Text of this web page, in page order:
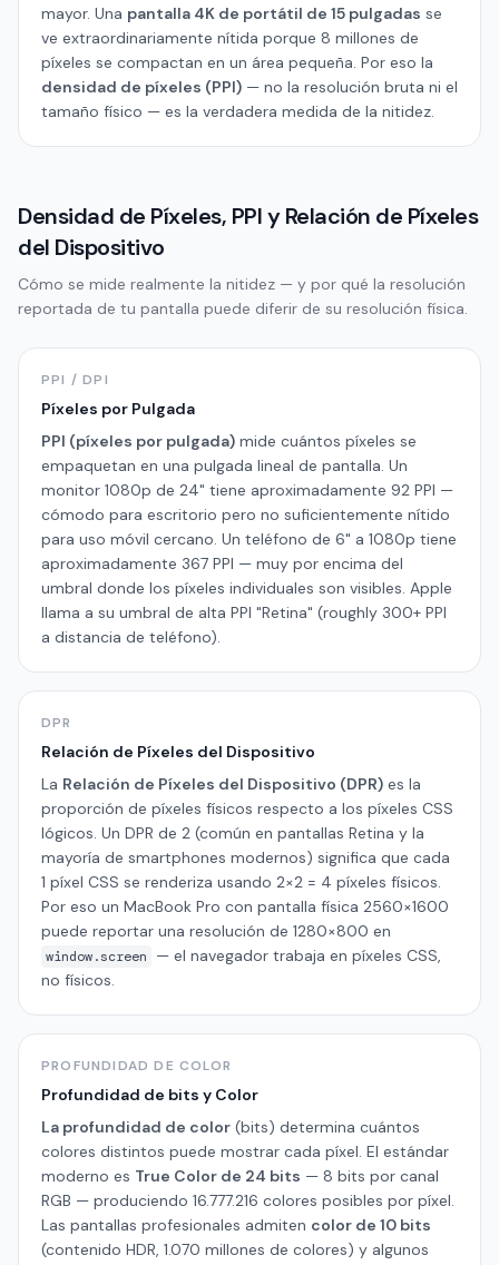
mayor. Una pantalla 4K de portátil de 15 pulgadas se
ve extraordinariamente nítida porque 8 millones de
píxeles se compactan en un área pequeña. Por eso la
densidad de píxeles (PPI) — no la resolución bruta ni el
tamaño físico — es la verdadera medida de la nitidez.
Densidad de Píxeles, PPI y Relación de Píxeles
del Dispositivo
Cómo se mide realmente la nitidez — y por qué la resolución
reportada de tu pantalla puede diferir de su resolución física.
PPI / DPI
Píxeles por Pulgada
PPI (píxeles por pulgada) mide cuántos píxeles se
empaquetan en una pulgada lineal de pantalla. Un
monitor 1080p de 24" tiene aproximadamente 92 PPI —
cómodo para escritorio pero no suficientemente nítido
para uso móvil cercano. Un teléfono de 6" a 1080p tiene
aproximadamente 367 PPI — muy por encima del
umbral donde los píxeles individuales son visibles. Apple
llama a su umbral de alta PPI "Retina" (roughly 300+ PPI
a distancia de teléfono).
DPR
Relación de Píxeles del Dispositivo
La Relación de Píxeles del Dispositivo (DPR) es la
proporción de píxeles físicos respecto a los píxeles CSS
lógicos. Un DPR de 2 (común en pantallas Retina y la
mayoría de smartphones modernos) significa que cada
1 píxel CSS se renderiza usando 2×2 = 4 píxeles físicos.
Por eso un MacBook Pro con pantalla física 2560×1600
puede reportar una resolución de 1280×800 en
window.screen
— el navegador trabaja en píxeles CSS,
no físicos.
PROFUNDIDAD DE COLOR
Profundidad de bits y Color
La profundidad de color (bits) determina cuántos
colores distintos puede mostrar cada píxel. El estándar
moderno es True Color de 24 bits — 8 bits por canal
RGB — produciendo 16.777.216 colores posibles por píxel.
Las pantallas profesionales admiten color de 10 bits
(contenido HDR, 1.070 millones de colores) y algunos